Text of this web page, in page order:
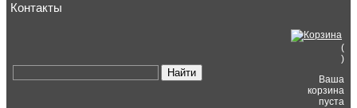
Контакты
(
)
Ваша
корзина
пуста